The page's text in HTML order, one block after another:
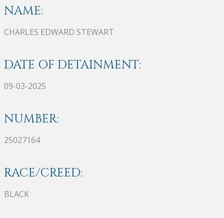
NAME:
CHARLES EDWARD STEWART
DATE OF DETAINMENT:
09-03-2025
NUMBER:
25027164
RACE/CREED:
BLACK